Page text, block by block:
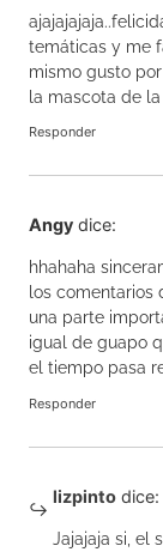
temáticas y me
mismo gusto
la mascota de
Responder
Angy dice:
hhahaha
los comentarios
una parte
igual de guapo
el tiempo pasa
Responder
lizpinto dice:
Jajajaja si, el